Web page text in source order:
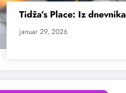
Tidža’s Place: Iz dnevnika
januar 29, 2026